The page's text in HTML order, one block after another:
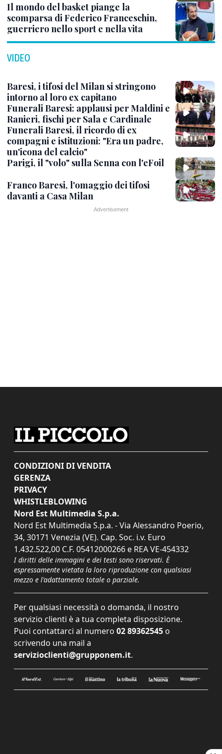
Il mondo del basket piange la
scomparsa di Federico Franceschin,
guerriero nello sport e nella vita
VIDEO
Baresi, i tifosi del Milan si stringono
intorno al loro ex capitano
Funerali Baresi: applausi per Maldini e
Ranieri, fischi per Sala e Cardinale
Funerali Baresi, il ricordo di ex
compagni e istituzioni: "Era un padre,
un'icona del calcio"
Parigi, il "volo" sulla Senna con l'eFoil
Franco Baresi, l'omaggio dei tifosi
davanti a Casa Milan
CONDIZIONI DI VENDITA
GERENZA
PRIVACY
WHISTLEBLOWING
Nord Est Multimedia S.p.a.
Nord Est Multimedia S.p.a. - Via Alessandro Poerio,
34, 30171 Venezia (VE). Cap. Soc. i.v. Euro
1.432.522,00 C.F. 05412000266 e REA VE-454332
I diritti delle immagini e dei testi sono riservati. È
espressamente vietata la loro riproduzione con qualsiasi
mezzo e l'adattamento totale o parziale.
Per qualsiasi necessità o domanda, il nostro
servizio clienti è a tua completa disposizione.
Puoi contattarci al numero 02 89362545 o
scrivendo una mail a
servizioclienti@grupponem.it.